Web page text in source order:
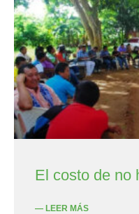
El costo de no
— LEER MÁS